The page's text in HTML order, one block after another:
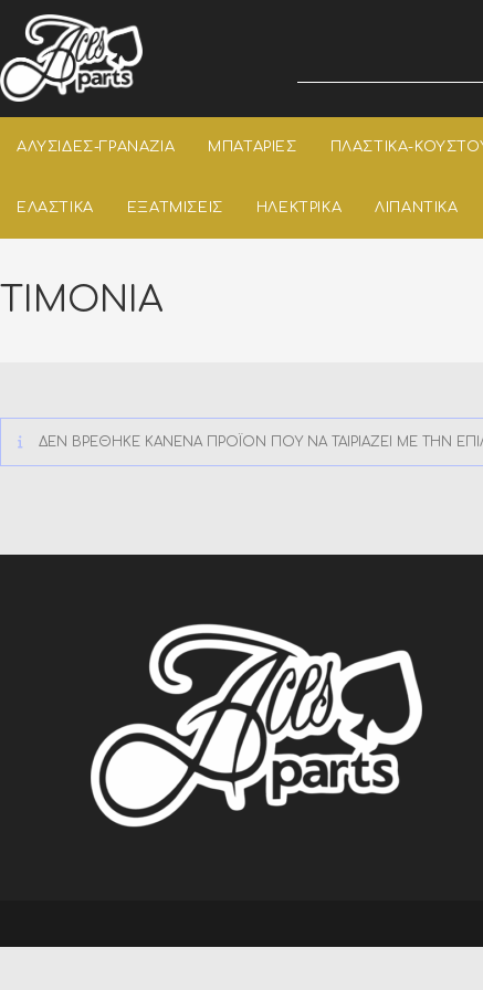
ΑΛΥΣΙΔΕΣ-ΓΡΑΝΑΖΙΑ ΜΠΑΤΑΡΙΕΣ ΠΛΑΣΤΙΚΑ-
ΕΛΑΣΤΙΚΑ ΕΞΑΤΜΙΣΕΙΣ ΗΛΕΚΤΡΙΚΑ ΛΙΠΑΝΤΙΚΑ
ΤΙΜΟΝΙΑ
ΔΕΝ ΒΡΈΘΗΚΕ ΚΑΝΈΝΑ ΠΡΟΪΌΝ ΠΟΥ ΝΑ ΤΑΙΡΙΆΖΕΙ ΜΕ ΤΗΝ